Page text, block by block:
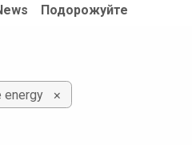
Подорожуйте
energy ×